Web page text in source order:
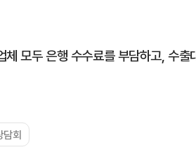
모두 은행 수수료를 부담하고, 수
담회